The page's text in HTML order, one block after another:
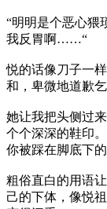
“明明是个恶心猥
我反胃啊……“
悦的话像刀子一
和，卑微地道歉乞
她让我把头侧过
个个深深的鞋印
你被踩在脚底下
粗俗直白的用语
己的下体，像悦